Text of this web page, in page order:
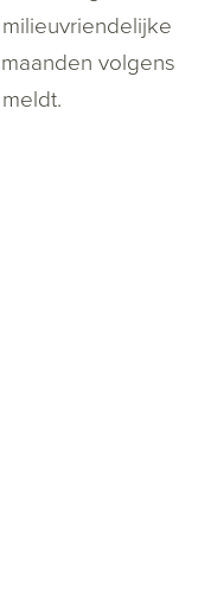
volgens